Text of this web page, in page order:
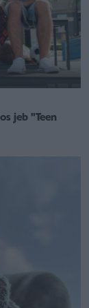
jeb "Teen